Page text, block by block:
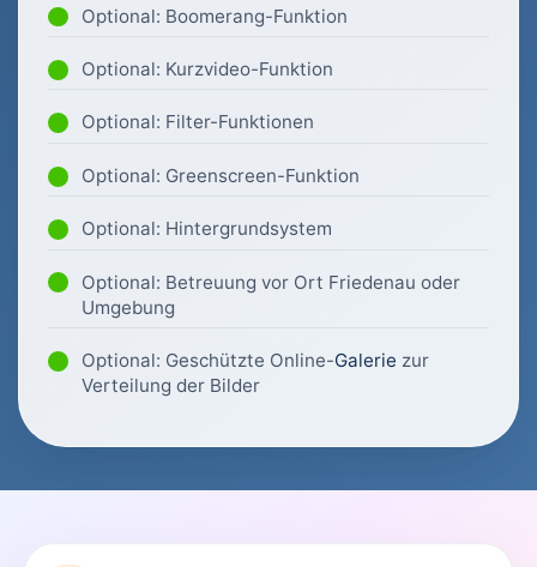
Optional: Boomerang-Funktion
Optional: Kurzvideo-Funktion
Optional: Filter-Funktionen
Optional: Greenscreen-Funktion
Optional: Hintergrundsystem
Optional: Betreuung vor Ort Friedenau oder
Umgebung
Optional: Geschützte Online-Galerie zur
Verteilung der Bilder